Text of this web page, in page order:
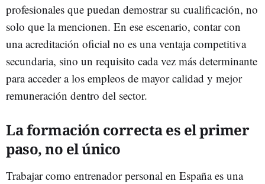
profesionales que puedan demostrar su cualificación, no
solo que la mencionen. En ese escenario, contar con
una acreditación oficial no es una ventaja competitiva
secundaria, sino un requisito cada vez más determinante
para acceder a los empleos de mayor calidad y mejor
remuneración dentro del sector.
La formación correcta es el primer
paso, no el único
Trabajar como entrenador personal en España es una